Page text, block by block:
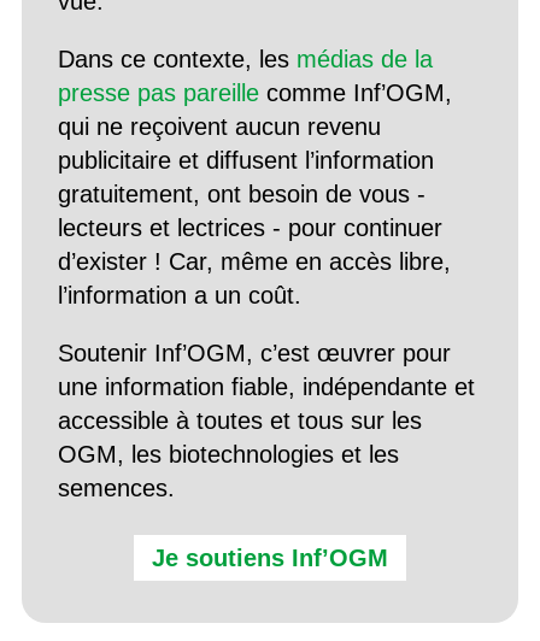
Dans ce contexte, les médias de la
presse pas pareillecomme Inf’OGM,
qui ne reçoivent aucun revenu
publicitaire et diffusent l’information
gratuitement, ont besoin de vous -
lecteurs et lectrices - pour continuer
d’exister ! Car, même en accès libre,
l’information a un coût.
Soutenir Inf’OGM, c’est œuvrer pour
une information fiable, indépendante et
accessible à toutes et tous sur les
OGM, les biotechnologies et les
semences.
Je soutiens Inf’OGM